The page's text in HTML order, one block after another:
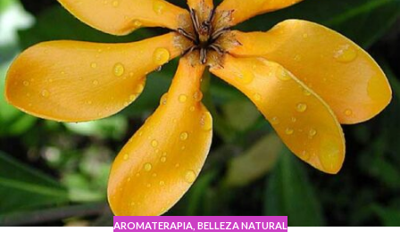
AROMATERAPIA BELLEZA NATURAL